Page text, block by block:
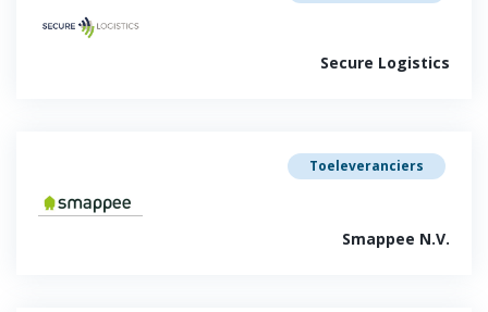
Secure Logistics
Toeleveranciers
Smappee N.V.